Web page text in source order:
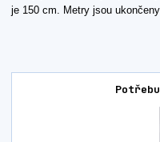
je 150 cm. Metry jsou